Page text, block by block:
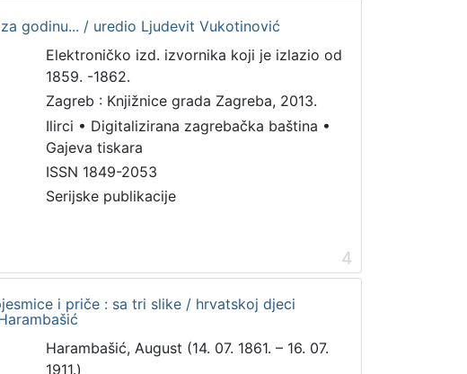
godinu... / uredio Ljudevit Vukotinović
Elektroničko izd. izvornika koji je izlazio od
1859. -1862.
Zagreb : Knjižnice grada Zagreba, 2013.
Ilirci • Digitalizirana zagrebačka baština •
Gajeva tiskara
ISSN 1849-2053
Serijske publikacije
4
i priče : sa tri slike / hrvatskoj djeci
Harambašić, August (14. 07. 1861. – 16. 07.
1911.)